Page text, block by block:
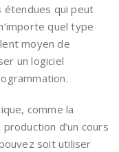
étendues qui peut
quel type
moyen de
un logiciel
comme la
d’un cours
soit utiliser